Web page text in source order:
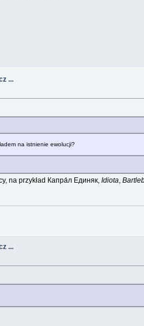
...
na istnienie ewolucji?
na przykład Капра́л Единяк, Idiota,
...